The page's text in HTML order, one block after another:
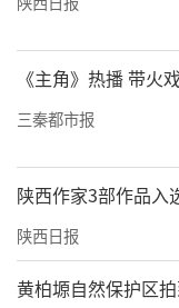
《主角》热播 带火
三秦都市报
陕西作家3部作品入
陕西日报
黄柏塬自然保护区